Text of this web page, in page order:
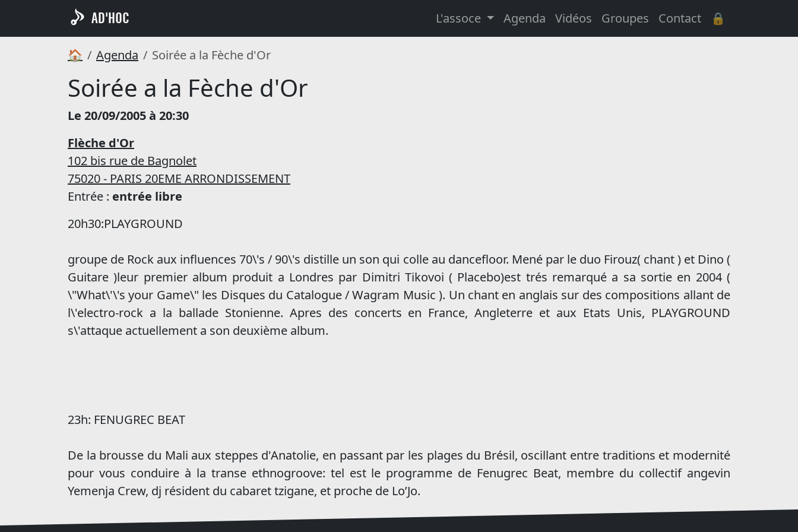
AD'HOC L'assoce Agenda Vidéos Groupes Contact 🔒
🏠 Agenda Soirée a la Fèche d'Or
Soirée a la Fèche d'Or
Le 20/09/2005 à 20:30
Flèche d'Or
102 bis rue de Bagnolet
75020 - PARIS 20EME ARRONDISSEMENT
Entrée : entrée libre
20h30:PLAYGROUND
groupe de Rock aux influences 70\'s / 90\'s distille un son qui colle au dancefloor. Mené par le duo Firouz( chant ) et Dino (
Guitare )leur premier album produit a Londres par Dimitri Tikovoi ( Placebo)est trés remarqué a sa sortie en 2004 (
\"What\'\'s your Game\" les Disques du Catalogue / Wagram Music ). Un chant en anglais sur des compositions allant de
l\'electro-rock a la ballade Stonienne. Apres des concerts en France, Angleterre et aux Etats Unis, PLAYGROUND
s\'attaque actuellement a son deuxième album.
23h: FENUGREC BEAT
De la brousse du Mali aux steppes d'Anatolie, en passant par les plages du Brésil, oscillant entre traditions et modernité
pour vous conduire à la transe ethnogroove: tel est le programme de Fenugrec Beat, membre du collectif angevin
Yemenja Crew, dj résident du cabaret tzigane, et proche de Lo’Jo.